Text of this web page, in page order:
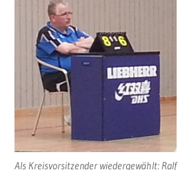
Als Kreisvorsitzender wiedergewählt: Ralf